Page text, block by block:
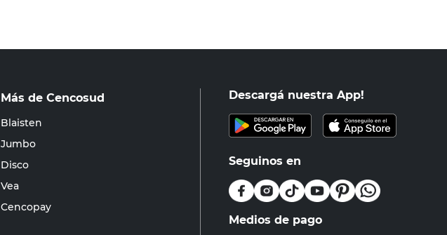
Más de Cencosud
Blaisten
Jumbo
Disco
Vea
Cencopay
Descargá nuestra App!
Seguinos en
Medios de pago